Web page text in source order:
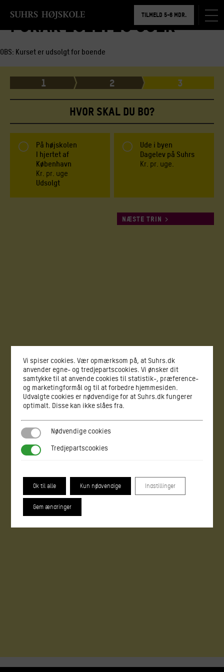
TILMELD 5-6 MDR.
Forår 2021: 25 uger
OBS: Kurset er udsolgt for boende
1 2 3
HVOR SKAL DU BO?
På højskolen
I hjertet af
København
Kr. pr. uge
Udsolgt
Ude i byen
Dagelev på Suhrs
Kr. pr. uge.
NÆSTE TRIN
Vi spiser cookies. Vær opmærksom på, at Suhrs.dk
anvender egne- og tredjepartscookies. Vi ønsker dit
samtykke til at anvende cookies til statistik-, præference-
og marketingformål og til at forbedre hjemmesiden.
Udvalgte cookies er nødvendige for at Suhrs.dk fungerer
optimalt. Disse kan ikke slåes fra.
Nødvendige cookies
Nødvendige cookies
Tredjepartscookies
Tredjepartscookies
Ok til alle Kun nødvendige Indstillinger
Gem ændringer